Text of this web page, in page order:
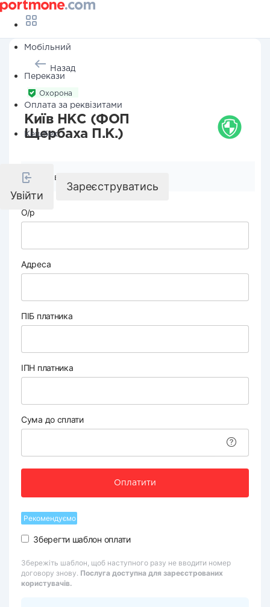
Мобільний
Перекази
Оплата за реквізитами
Кешбек
Увійти
Зареєструватись
Назад
Охорона
Київ НКС (ФОП
Щербаха П.К.)
Реквізити компанії
О/р
Адреса
ПІБ платника
ІПН платника
Сума до сплати
Оплатити
Рекомендуємо
Зберегти шаблон оплати
Збережіть шаблон, щоб наступного разу не вводити номер
договору знову. Послуга доступна для зареєстрованих
користувачів.